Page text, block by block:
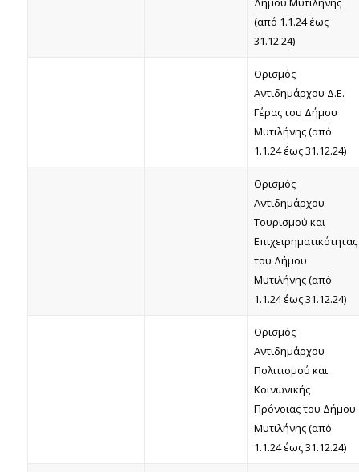
(από 1.1.24 έως
31.12.24)
Ορισμός
Αντιδημάρχου Δ.Ε.
Γέρας του Δήμου
Μυτιλήνης (από
1.1.24 έως 31.12.24)
Ορισμός
Αντιδημάρχου
Τουρισμού και
Επιχειρηματικότητας
του Δήμου
Μυτιλήνης (από
1.1.24 έως 31.12.24)
Ορισμός
Αντιδημάρχου
Πολιτισμού και
Κοινωνικής
Πρόνοιας του Δήμου
Μυτιλήνης (από
1.1.24 έως 31.12.24)